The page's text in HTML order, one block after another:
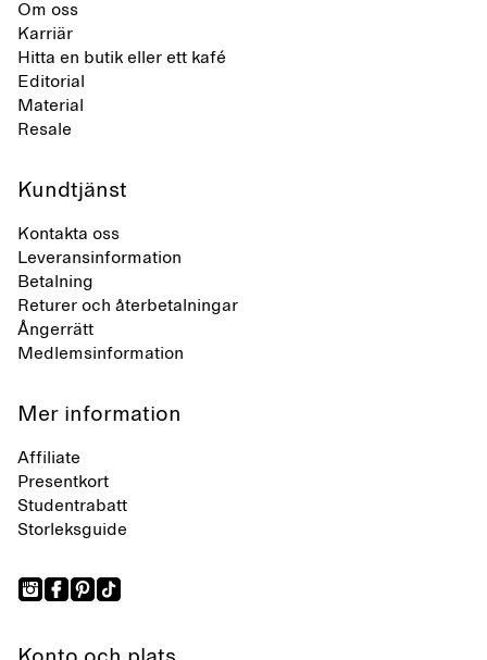
Om oss
Karriär
Hitta en butik eller ett kafé
Editorial
Material
Resale
Kundtjänst
Kontakta oss
Leveransinformation
Betalning
Returer och återbetalningar
Ångerrätt
Medlemsinformation
Mer information
Affiliate
Presentkort
Studentrabatt
Storleksguide